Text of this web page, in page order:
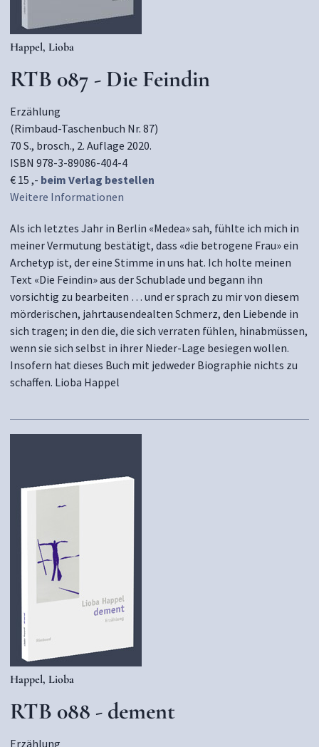
Happel, Lioba
RTB 087 - Die Feindin
Erzählung
(Rimbaud-Taschenbuch Nr. 87)
70 S., brosch., 2. Auflage 2020.
ISBN 978-3-89086-404-4
€ 15 ,- beim Verlag bestellen
Weitere Informationen
Als ich letztes Jahr in Berlin «Medea» sah, fühlte ich mich in
meiner Vermutung bestätigt, dass «die betrogene Frau» ein
Archetyp ist, der eine Stimme in uns hat. Ich holte meinen
Text «Die Feindin» aus der Schublade und begann ihn
vorsichtig zu bearbeiten … und er sprach zu mir von diesem
mörderischen, jahrtausendealten Schmerz, den Liebende in
sich tragen; in den die, die sich verraten fühlen, hinabmüssen,
wenn sie sich selbst in ihrer Nieder-Lage besiegen wollen.
Insofern hat dieses Buch mit jedweder Biographie nichts zu
schaffen. Lioba Happel
Happel, Lioba
RTB 088 - dement
Erzählung